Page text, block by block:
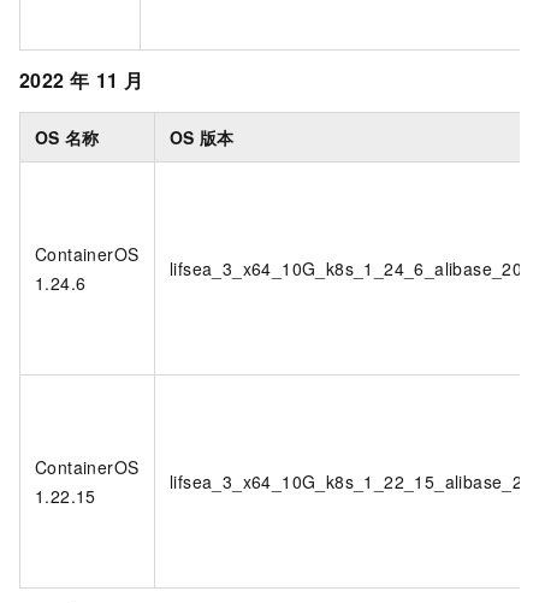
2022 年 11 月
OS 名称 OS 版本
ContainerOS
1.24.6
ContainerOS
1.22.15